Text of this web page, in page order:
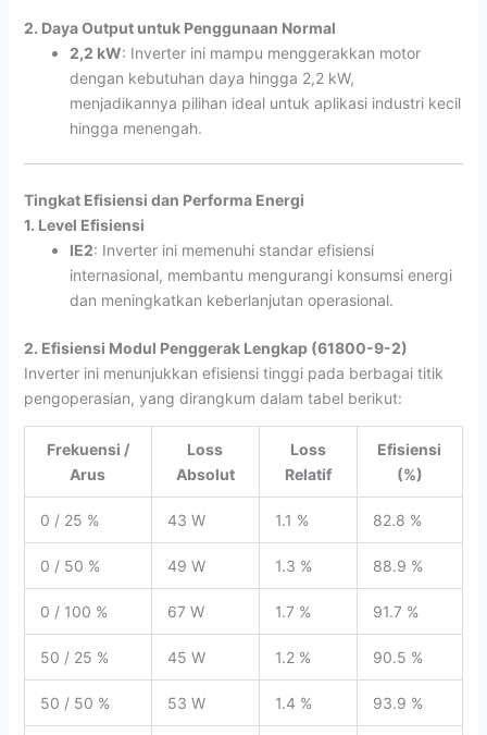
2. Daya Output untuk Penggunaan Normal
2,2 kW: Inverter ini mampu menggerakkan motor
dengan kebutuhan daya hingga 2,2 kW,
menjadikannya pilihan ideal untuk aplikasi industri kecil
hingga menengah.
Tingkat Efisiensi dan Performa Energi
1. Level Efisiensi
IE2: Inverter ini memenuhi standar efisiensi
internasional, membantu mengurangi konsumsi energi
dan meningkatkan keberlanjutan operasional.
2. Efisiensi Modul Penggerak Lengkap (61800-9-2)
Inverter ini menunjukkan efisiensi tinggi pada berbagai titik
pengoperasian, yang dirangkum dalam tabel berikut:
Frekuensi /
Arus
Loss
Absolut
Loss
Relatif
Efisiensi
(%)
0 / 25 % 43 W 1.1 % 82.8 %
0 / 50 % 49 W 1.3 % 88.9 %
0 / 100 % 67 W 1.7 % 91.7 %
50 / 25 % 45 W 1.2 % 90.5 %
50 / 50 % 53 W 1.4 % 93.9 %